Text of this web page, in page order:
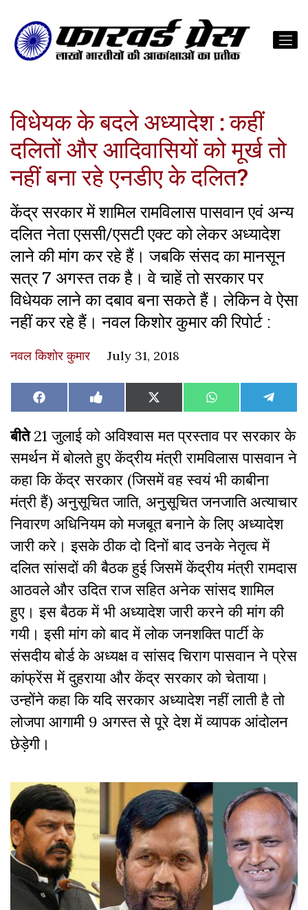
विधेयक के बदले अध्यादेश : कहीं
दलितों और आदिवासियों को मूर्ख तो
नहीं बना रहे एनडीए के दलित?
केंद्र सरकार में शामिल रामविलास पासवान एवं अन्य
दलित नेता एससी/एसटी एक्ट को लेकर अध्यादेश
लाने की मांग कर रहे हैं। जबकि संसद का मानसून
सत्र 7 अगस्त तक है। वे चाहें तो सरकार पर
विधेयक लाने का दबाव बना सकते हैं। लेकिन वे ऐसा
नहीं कर रहे हैं। नवल किशोर कुमार की रिपोर्ट :
नवल किशोर कुमार July 31, 2018
Share
on
Facebook Share
on
Like
on
Facebook
Share
on
X
(Twitter)
Share
on
WhatsAppShare
on
बीते21 जुलाई को अविश्वास मत प्रस्ताव पर सरकार के
समर्थन में बोलते हुए केंद्रीय मंत्री रामविलास पासवान ने
कहा कि केंद्र सरकार (जिसमें वह स्वयं भी काबीना
मंत्री हैं) अनुसूचित जाति, अनुसूचित जनजाति अत्याचार
निवारण अधिनियम को मजबूत बनाने के लिए अध्यादेश
जारी करे। इसके ठीक दो दिनों बाद उनके नेतृत्व में
दलित सांसदों की बैठक हुई जिसमें केंद्रीय मंत्री रामदास
आठवले और उदित राज सहित अनेक सांसद शामिल
हुए। इस बैठक में भी अध्यादेश जारी करने की मांग की
गयी। इसी मांग को बाद में लोक जनशक्ति पार्टी के
संसदीय बोर्ड के अध्यक्ष व सांसद चिराग पासवान ने प्रेस
कांफ्रेंस में दुहराया और केंद्र सरकार को चेताया।
उन्होंने कहा कि यदि सरकार अध्यादेश नहीं लाती है तो
लोजपा आगामी 9 अगस्त से पूरे देश में व्यापक आंदोलन
छेड़ेगी।